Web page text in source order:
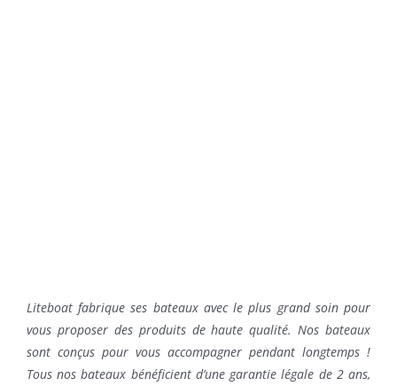
Liteboat fabrique ses bateaux avec le plus grand soin pour
vous proposer des produits de haute qualité. Nos bateaux
sont conçus pour vous accompagner pendant longtemps !
Tous nos bateaux bénéficient d’une garantie légale de 2 ans,